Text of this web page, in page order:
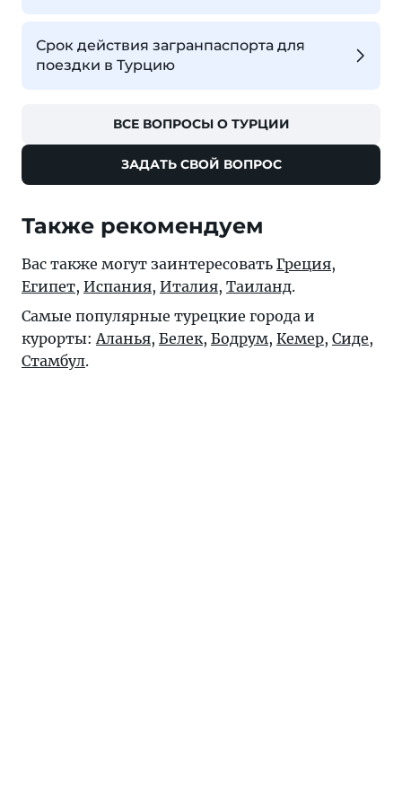
Срок действия загранпаспорта для
поездки в Турцию
ВСЕ ВОПРОСЫ О ТУРЦИИ
ЗАДАТЬ СВОЙ ВОПРОС
Также рекомендуем
Вас также могут заинтересовать Греция,
Египет, Испания, Италия, Таиланд.
Самые популярные турецкие города и
курорты:Аланья, Белек, Бодрум, Кемер, Сиде,
Стамбул.